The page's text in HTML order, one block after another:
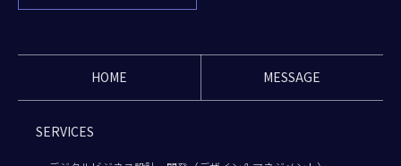
HOME MESSAGE
SERVICES